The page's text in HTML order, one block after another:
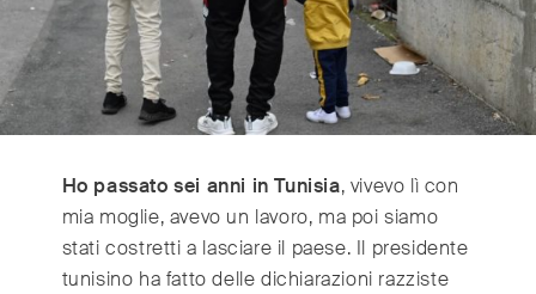
Ho passato sei anni in Tunisia, vivevo lì con
mia moglie, avevo un lavoro, ma poi siamo
stati costretti a lasciare il paese. Il presidente
tunisino ha fatto delle dichiarazioni razziste
United Kingdom (English)
United Arab Emirates (English/العربية)
United States (English)